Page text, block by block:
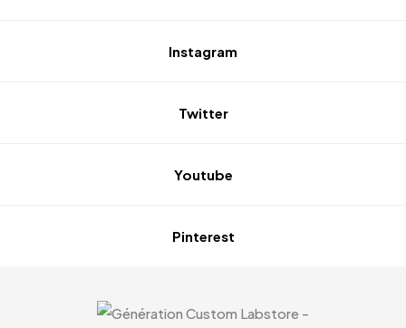
Instagram
Twitter
Youtube
Pinterest